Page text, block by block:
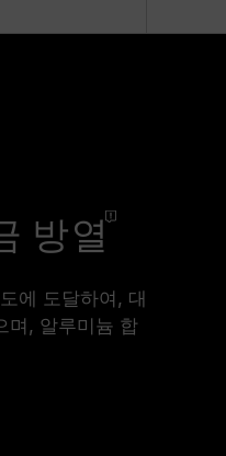
방열
에 도달하여, 대
며, 알루미늄 합